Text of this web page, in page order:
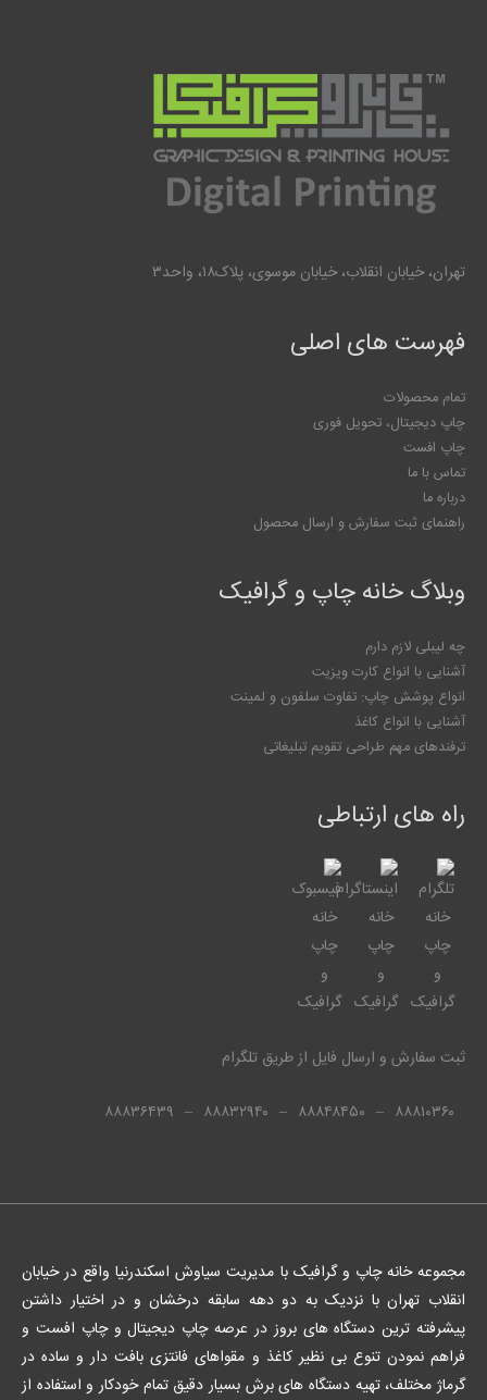
تهران، خیابان انقلاب، خیابان موسوی، پلاک۱۸، واحد۳
فهرست های اصلی
تمام محصولات
چاپ دیجیتال، تحویل فوری
چاپ افست
تماس با ما
درباره ما
راهنمای ثبت سفارش و ارسال محصول
وبلاگ خانه چاپ و گرافیک
چه لیبلی لازم دارم
آشنایی با انواع کارت ویزیت
انواع پوشش چاپ: تفاوت سلفون و لمینت
آشنایی با انواع کاغذ
ترفندهای مهم طراحی تقویم تبلیغاتی
راه های ارتباطی
ثبت سفارش و ارسال فایل از طریق تلگرام
۸۸۸۱۰۳۶۰ – ۸۸۸۴۸۴۵۰ – ۸۸۸۳۲۹۴۰ – ۸۸۸۳۶۴۳۹
مجموعه خانه چاپ و گرافیک با مدیریت سیاوش اسکندرنیا واقع در خیابان
انقلاب تهران با نزدیک به دو دهه سابقه درخشان و در اختیار داشتن
پیشرفته ترین دستگاه های بروز در عرصه چاپ دیجیتال و چاپ افست و
فراهم نمودن تنوع بی نظیر کاغذ و مقواهای فانتزی بافت دار و ساده در
گرماژ مختلف، تهیه دستگاه های برش بسیار دقیق تمام خودکار و استفاده از